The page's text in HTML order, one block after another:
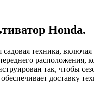
Honda.
техника,
расположения,
так, чтобы
доставку